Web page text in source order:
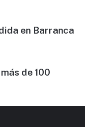
en Barranca
de 100